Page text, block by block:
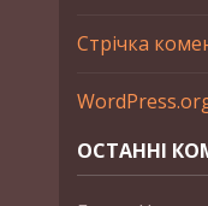
Стрічка
ОСТАННІ